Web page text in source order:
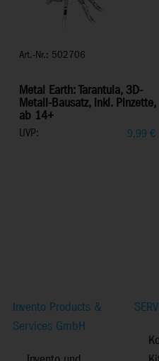
Art.-Nr.: 502706
Metal Earth: Tarantula, 3D-
Metall-Bausatz, inkl. Pinzette,
ab 14+
UVP: 9,99 €
Invento Products &
Services GmbH